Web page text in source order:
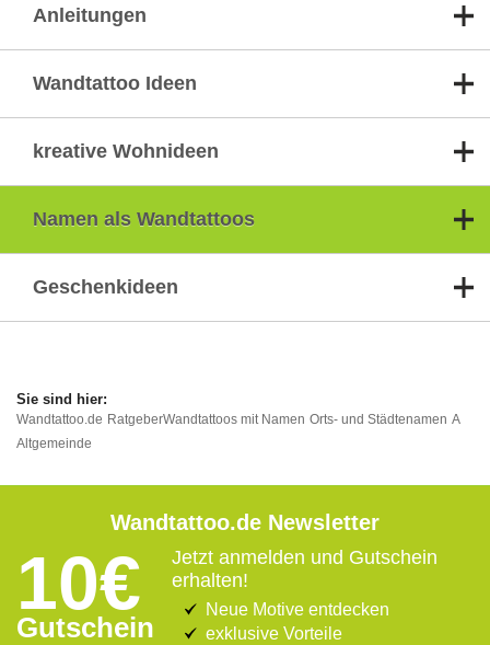
Anleitungen
Wandtattoo Ideen
kreative Wohnideen
Namen als Wandtattoos
Geschenkideen
Wandtattoo.de RatgeberWandtattoos mit Namen Orts- und Städtenamen A
Altgemeinde
Wandtattoo.de Newsletter
10€
Gutschein
Jetzt anmelden und Gutschein
erhalten!
Neue Motive entdecken
exklusive Vorteile